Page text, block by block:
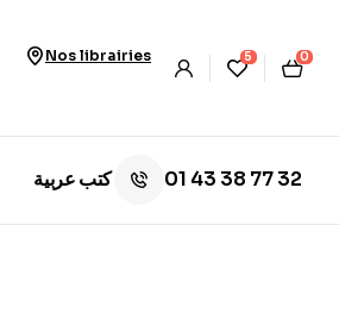
Nos librairies 5 0
كتب عربية 01 43 38 77 32